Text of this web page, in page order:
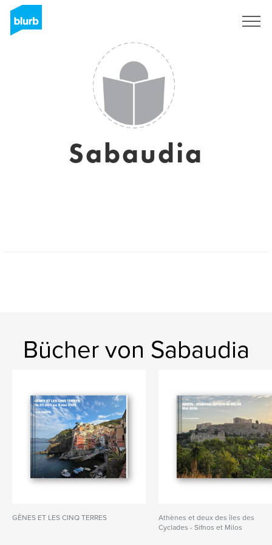
Sabaudia
Bücher von Sabaudia
GÊNES ET LES CINQ TERRES
Athènes et deux des îles des
Cyclades - Sifnos et Milos